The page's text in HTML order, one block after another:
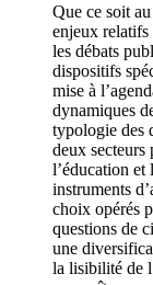
Que ce soit
enjeux relatifs
les débats
dispositifs
mise à
dynamiques
typologie des
deux secteurs
l’éducation et
instruments
choix opérés
questions de
une
la lisibilité de